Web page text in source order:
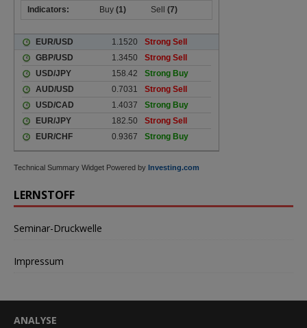
Technical Summary Widget Powered by Investing.com
LERNSTOFF
Seminar-Druckwelle
Impressum
ANALYSE